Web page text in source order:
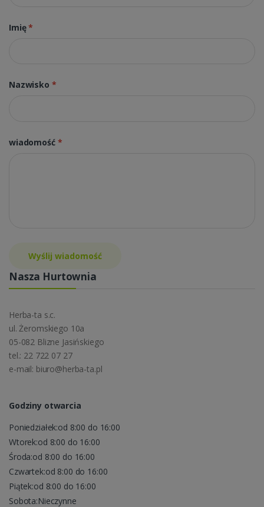
Imię*
Nazwisko *
wiadomość *
Wyślij wiadomość
Nasza Hurtownia
Herba-ta s.c.
ul. Żeromskiego 10a
05-082 Blizne Jasińskiego
tel.: 22 722 07 27
e-mail: biuro@herba-ta.pl
Godziny otwarcia
Poniedziałek:od 8:00 do 16:00
Wtorek:od 8:00 do 16:00
Środa:od 8:00 do 16:00
Czwartek:od 8:00 do 16:00
Piątek:od 8:00 do 16:00
Sobota:Nieczynne